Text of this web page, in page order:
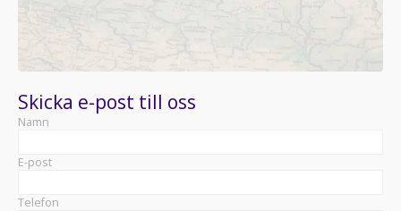
Skicka e-post till oss
Namn
E-post
Telefon